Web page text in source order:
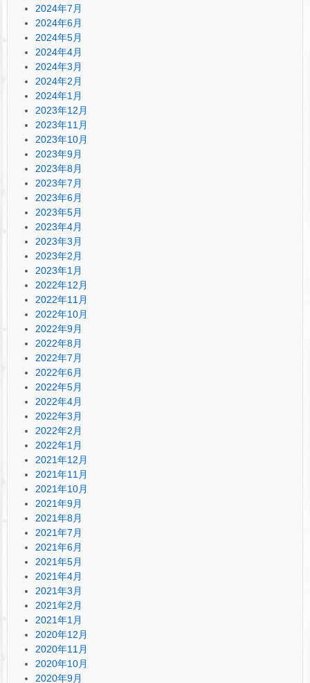
2024年7月
2024年6月
2024年5月
2024年4月
2024年3月
2024年2月
2024年1月
2023年12月
2023年11月
2023年10月
2023年9月
2023年8月
2023年7月
2023年6月
2023年5月
2023年4月
2023年3月
2023年2月
2023年1月
2022年12月
2022年11月
2022年10月
2022年9月
2022年8月
2022年7月
2022年6月
2022年5月
2022年4月
2022年3月
2022年2月
2022年1月
2021年12月
2021年11月
2021年10月
2021年9月
2021年8月
2021年7月
2021年6月
2021年5月
2021年4月
2021年3月
2021年2月
2021年1月
2020年12月
2020年11月
2020年10月
2020年9月